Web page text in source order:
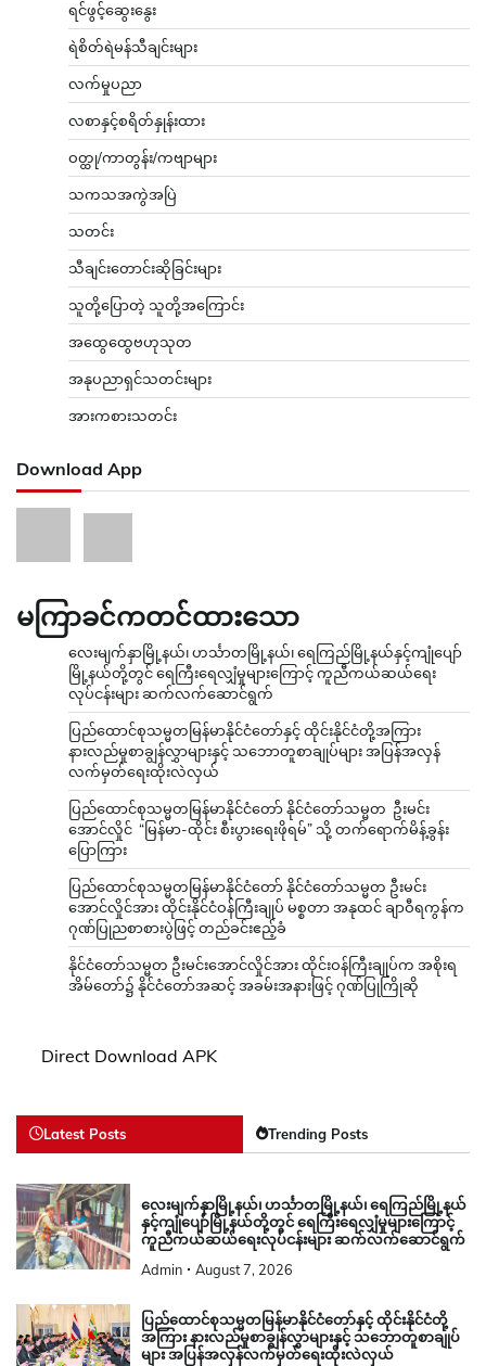
ရင်ဖွင့်ဆွေးနွေး
ရဲစိတ်ရဲမန်သီချင်းများ
လက်မှုပညာ
လစာနှင့်စရိတ်နှုန်းထား
ဝတ္ထု/ကာတွန်း/ကဗျာများ
သကသအကွဲအပြဲ
သတင်း
သီချင်းတောင်းဆိုခြင်းများ
သူတို့ပြောတဲ့ သူတို့အကြောင်း
အထွေထွေဗဟုသုတ
အနုပညာရှင်သတင်းများ
အားကစားသတင်း
Download App
မကြာခင်ကတင်ထားသော
လေးမျက်နှာမြို့နယ်၊ ဟင်္သာတမြို့နယ်၊ ရေကြည်မြို့နယ်နှင့်ကျုံပျော်
မြို့နယ်တို့တွင် ရေကြီးရေလျှံမှုများကြောင့် ကူညီကယ်ဆယ်ရေး
လုပ်ငန်းများ ဆက်လက်ဆောင်ရွက်
ပြည်ထောင်စုသမ္မတမြန်မာနိုင်ငံတော်နှင့် ထိုင်းနိုင်ငံတို့အကြား
နားလည်မှုစာချွန်လွှာများနှင့် သဘောတူစာချုပ်များ အပြန်အလှန်
လက်မှတ်ရေးထိုးလဲလှယ်
ပြည်ထောင်စုသမ္မတမြန်မာနိုင်ငံတော် နိုင်ငံတော်သမ္မတ ဦးမင်း
အောင်လှိုင် “မြန်မာ-ထိုင်း စီးပွားရေးဖိုရမ်” သို့ တက်ရောက်မိန့်ခွန်း
ပြောကြား
ပြည်ထောင်စုသမ္မတမြန်မာနိုင်ငံတော် နိုင်ငံတော်သမ္မတ ဦးမင်း
အောင်လှိုင်အား ထိုင်းနိုင်ငံဝန်ကြီးချုပ် မစ္စတာ အနုထင် ချာဝီရကွန်က
ဂုဏ်ပြုညစာစားပွဲဖြင့် တည်ခင်းဧည့်ခံ
နိုင်ငံတော်သမ္မတ ဦးမင်းအောင်လှိုင်အား ထိုင်းဝန်ကြီးချုပ်က အစိုးရ
အိမ်တော်၌ နိုင်ငံတော်အဆင့် အခမ်းအနားဖြင့် ဂုဏ်ပြုကြိုဆို
Direct Download APK
Latest Posts Trending Posts
လေးမျက်နှာမြို့နယ်၊ ဟင်္သာတမြို့နယ်၊ ရေကြည်မြို့နယ်
နှင့်ကျုံပျော်မြို့နယ်တို့တွင် ရေကြီးရေလျှံမှုများကြောင့်
ကူညီကယ်ဆယ်ရေးလုပ်ငန်းများ ဆက်လက်ဆောင်ရွက်
Admin August 7, 2026
ပြည်ထောင်စုသမ္မတမြန်မာနိုင်ငံတော်နှင့် ထိုင်းနိုင်ငံတို့
အကြား နားလည်မှုစာချွန်လွှာများနှင့် သဘောတူစာချုပ်
များ အပြန်အလှန်လက်မှတ်ရေးထိုးလဲလှယ်